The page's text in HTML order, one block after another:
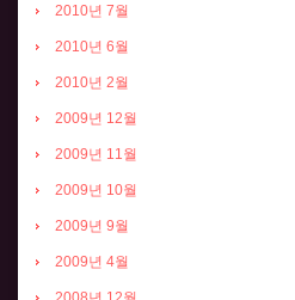
2010년 7월
2010년 6월
2010년 2월
2009년 12월
2009년 11월
2009년 10월
2009년 9월
2009년 4월